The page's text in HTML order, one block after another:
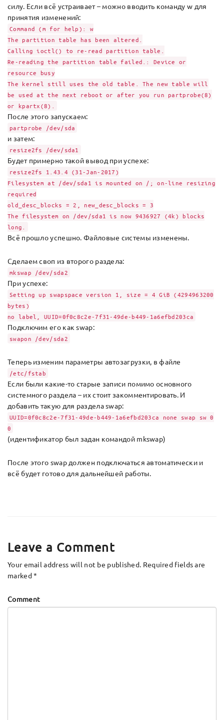
силу. Если всё устраивает – можно вводить команду w для
принятия изменений:
Command (m for help): w
The partition table has been altered.
Calling ioctl() to re-read partition table.
Re-reading the partition table failed.: Device or
resource busy
The kernel still uses the old table. The new table will
be used at the next reboot or after you run partprobe(8)
or kpartx(8).
После этого запускаем:
partprobe /dev/sda
и затем:
resize2fs /dev/sda1
Будет примерно такой вывод при успехе:
resize2fs 1.43.4 (31-Jan-2017)
Filesystem at /dev/sda1 is mounted on /; on-line resizing
required
old_desc_blocks = 2, new_desc_blocks = 3
The filesystem on /dev/sda1 is now 9436927 (4k) blocks
long.
Всё прошло успешно. Файловые системы изменены.
Сделаем своп из второго раздела:
mkswap /dev/sda2
При успехе:
Setting up swapspace version 1, size = 4 GiB (4294963200
bytes)
no label, UUID=0f0c8c2e-7f31-49de-b449-1a6efbd203ca
Подключим его как swap:
swapon /dev/sda2
Теперь изменим параметры автозагрузки, в файле
/etc/fstab
Если были какие-то старые записи помимо основного
системного раздела – их стоит закомментировать. И
добавить такую для раздела swap:
UUID=0f0c8c2e-7f31-49de-b449-1a6efbd203ca none swap sw 0
0
(идентификатор был задан командой mkswap)
После этого swap должен подключаться автоматически и
всё будет готово для дальнейшей работы.
Leave a Comment
Your email address will not be published. Required fields are
marked*
Comment